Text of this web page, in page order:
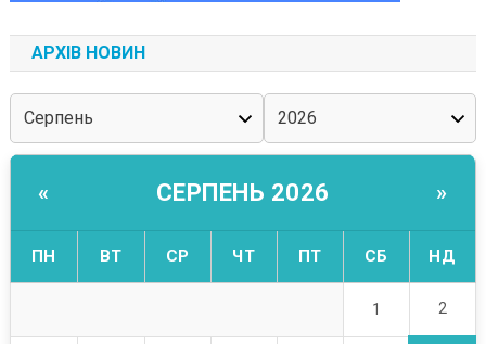
АРХІВ НОВИН
« СЕРПЕНЬ 2026 »
ПН ВТ СР ЧТ ПТ СБ НД
1 2